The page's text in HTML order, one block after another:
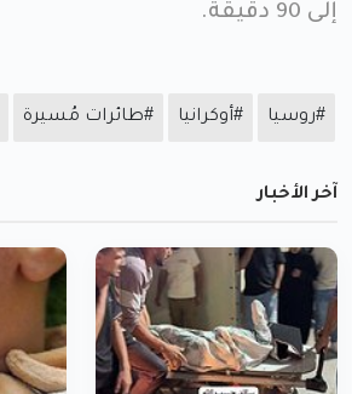
إلى 90 دقيقة.
#روسيا #أوكرانيا #طائرات مُسيرة
آخر الأخبار